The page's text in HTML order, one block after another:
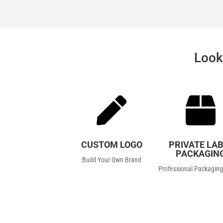

CUSTOM LOGO
Build Your Own Brand

PRIVATE
Professional